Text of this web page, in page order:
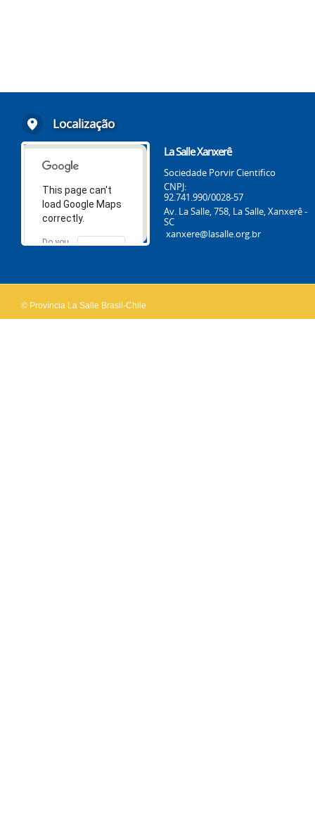
Localização
This page can't
load Google Maps
correctly.
Do you
OK
La Salle Xanxerê
Sociedade Porvir Cientifico
CNPJ:
92.741.990/0028-57
Av. La Salle, 758, La Salle, Xanxerê -
SC
xanxere@lasalle.org.br
© Província La Salle Brasil-Chile